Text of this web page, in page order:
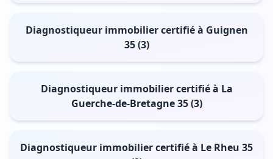
Diagnostiqueur immobilier certifié à Guignen
35 (3)
Diagnostiqueur immobilier certifié à La
Guerche-de-Bretagne 35 (3)
Diagnostiqueur immobilier certifié à Le Rheu 35